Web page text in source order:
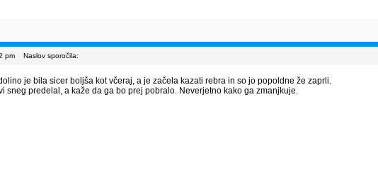
pm Naslov sporočila:
je bila sicer boljša kot včeraj, a je začela kazati rebra in so jo popoldne že zaprli.
sneg predelal, a kaže da ga bo prej pobralo. Neverjetno kako ga zmanjkuje.